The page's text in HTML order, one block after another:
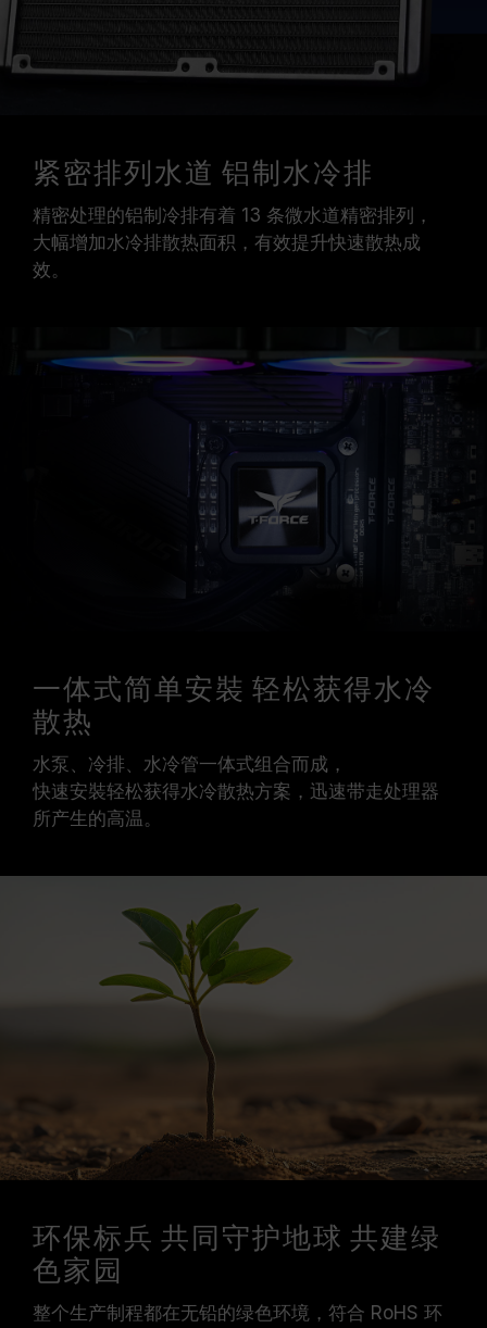
紧密排列水道 铝制水冷排
精密处理的铝制冷排有着 13 条微水道精密排列，
大幅增加水冷排散热面积，有效提升快速散热成
效。
一体式简单安裝 轻松获得水冷
散热
水泵、冷排、水冷管一体式组合而成，
快速安裝轻松获得水冷散热方案，迅速带走处理器
所产生的高温。
环保标兵 共同守护地球 共建绿
色家园
整个生产制程都在无铅的绿色环境，符合 RoHS 环